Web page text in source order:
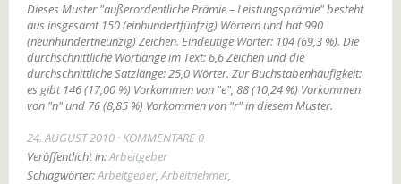
Dieses Muster "außerordentliche Prämie – Leistungsprämie" besteht
aus insgesamt 150 (einhundertfünfzig) Wörtern und hat 990
(neunhundertneunzig) Zeichen. Eindeutige Wörter: 104 (69,3 %). Die
durchschnittliche Wortlänge im Text: 6,6 Zeichen und die
durchschnittliche Satzlänge: 25,0 Wörter. Zur Buchstabenhäufigkeit:
es gibt 146 (17,00 %) Vorkommen von "e", 88 (10,24 %) Vorkommen
von "n" und 76 (8,85 %) Vorkommen von "r" in diesem Muster.
24. AUGUST 2010 KOMMENTARE 0
Veröffentlicht in:Arbeitgeber
Schlagwörter:Arbeitgeber,Arbeitnehmer,